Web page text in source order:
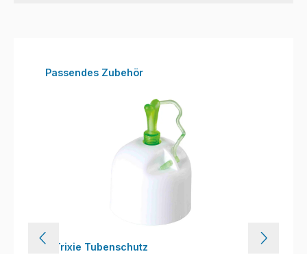
Produktgalerie überspringen
Passendes Zubehör
Trixie Tubenschutz